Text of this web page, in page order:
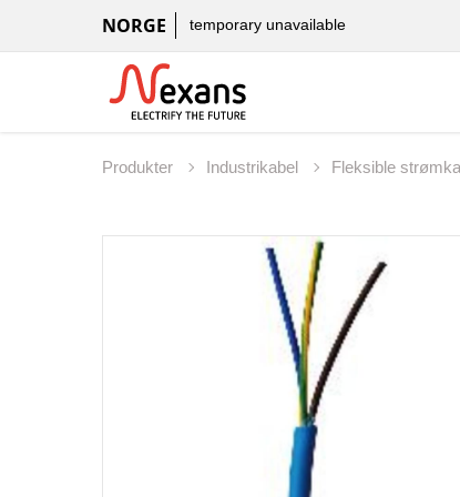
NORGE temporary unavailable
Produkter Industrikabel Fleksible